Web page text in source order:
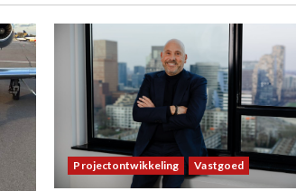
Projectontwikkeling Vastgoed